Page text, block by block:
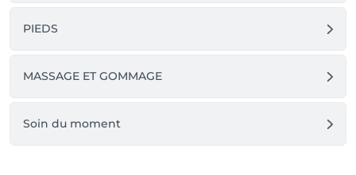
PIEDS
MASSAGE ET GOMMAGE
Soin du moment